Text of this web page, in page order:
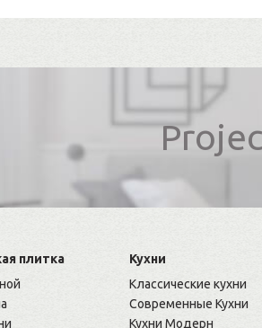
плитка
Кухни
Классические кухни
Современные Кухни
Кухни Модерн